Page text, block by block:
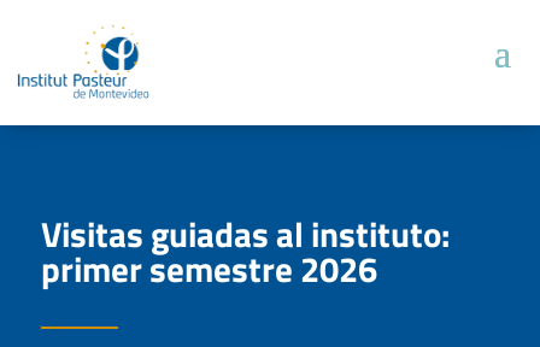
Visitas guiadas al instituto:
primer semestre 2026